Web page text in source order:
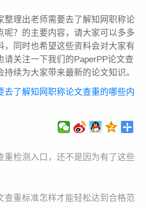
整理出老师需要去了解知网职称论
呢？的主要内容，请大家可以多多
，同时也希望这些资料会对大家有
请关注一下我们的PaperPP论文查
续为大家带来最新的论文知识。
去了解知网职称论文查重的哪些内
重检测入口，还不是因为有了这些
查重标准怎样才能轻松达到合格范